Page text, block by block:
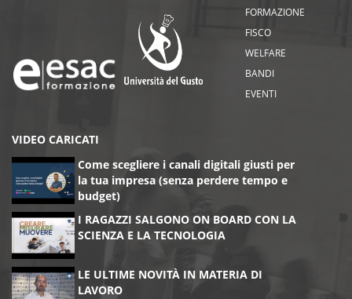
FORMAZIONE
FISCO
WELFARE
BANDI
EVENTI
VIDEO CARICATI
Come scegliere i canali digitali giusti per
la tua impresa (senza perdere tempo e
budget)
I RAGAZZI SALGONO ON BOARD CON LA
SCIENZA E LA TECNOLOGIA
LE ULTIME NOVITÀ IN MATERIA DI
LAVORO